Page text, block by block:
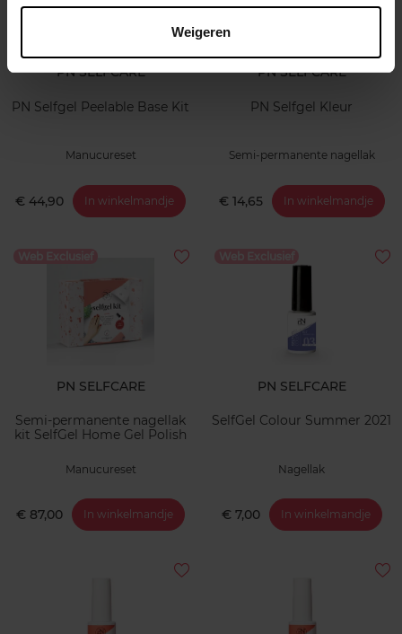
Weigeren
PN SELFCARE
PN Selfgel Peelable Base Kit
Manucureset
€ 44,90 In winkelmandje
PN SELFCARE
PN Selfgel Kleur
Semi-permanente nagellak
€ 14,65 In winkelmandje
PN SELFCARE
Semi-permanente nagellak
kit SelfGel Home Gel Polish
Manucureset
€ 87,00 In winkelmandje
PN SELFCARE
SelfGel Colour Summer 2021
Nagellak
€ 7,00 In winkelmandje